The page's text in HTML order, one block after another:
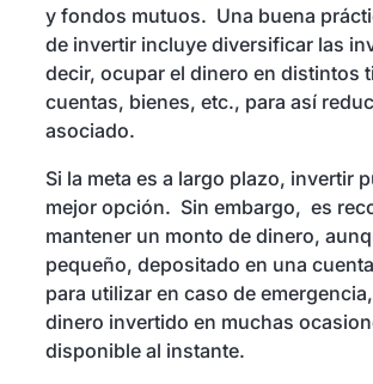
y fondos mutuos. Una buena
de invertir incluye diversificar las
decir, ocupar el dinero en distintos
cuentas, bienes, etc., para así
asociado.
Si la meta es a largo plazo, invertir
mejor opción. Sin embargo, es
mantener un monto de dinero,
pequeño, depositado en una
para utilizar en caso de
dinero invertido en muchas
disponible al instante.